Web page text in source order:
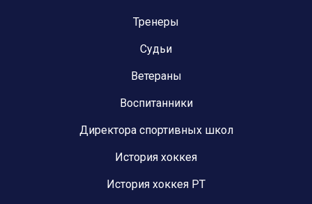
Тренеры
Судьи
Ветераны
Воспитанники
Директора спортивных школ
История хоккея
История хоккея РТ